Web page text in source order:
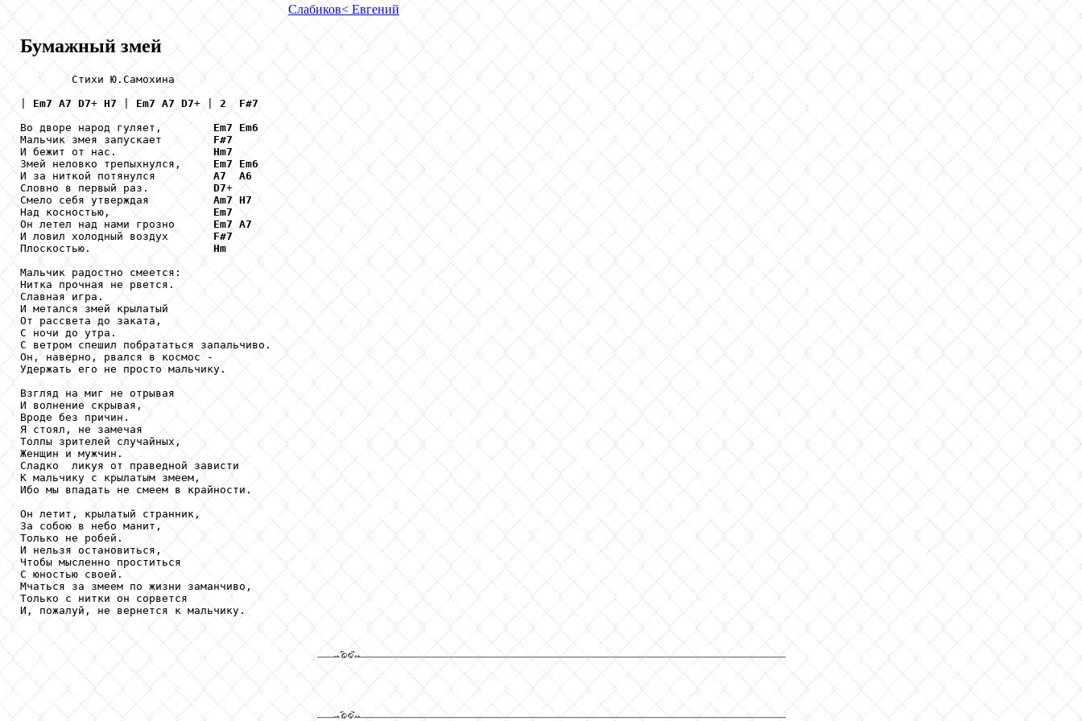
Слабиков< Евгений
Бумажный змей
        Стихи Ю.Самохина
Em7 A7 D7+ H7 Em7 A7 D7+ | 2
F#7
Во дворе народ гуляет, Em7
Em6
Мальчик змея запускает F#7
И бежит от нас. Hm7
Змей неловко трепыхнулся, Em7
Em6
И за ниткой потянулся A7
A6
Словно в первый раз. D7+
Смело себя утверждая Am7 H7
Над косностью, Em7
Он летел над нами грозно Em7 A7
И ловил холодный воздух F#7
Плоскостью. Hm
Мальчик радостно смеется:
Нитка прочная не рвется.
Славная игра.
И метался змей крылатый
От рассвета до заката,
С ночи до утра.
С ветром спешил побрататься запальчиво.
Он, наверно, рвался в космос -
Удержать его не просто мальчику.
Взгляд на миг не отрывая
И волнение скрывая,
Вроде без причин.
Я стоял, не замечая
Толпы зрителей случайных,
Женщин и мужчин.
Сладко  ликуя от праведной зависти
К мальчику с крылатым змеем,
Ибо мы впадать не смеем в крайности.
Он летит, крылатый странник,
За собою в небо манит,
Только не робей.
И нельзя остановиться,
Чтобы мысленно проститься
С юностью своей.
Мчаться за змеем по жизни заманчиво,
Только с нитки он сорвется
И, пожалуй, не вернется к мальчику.